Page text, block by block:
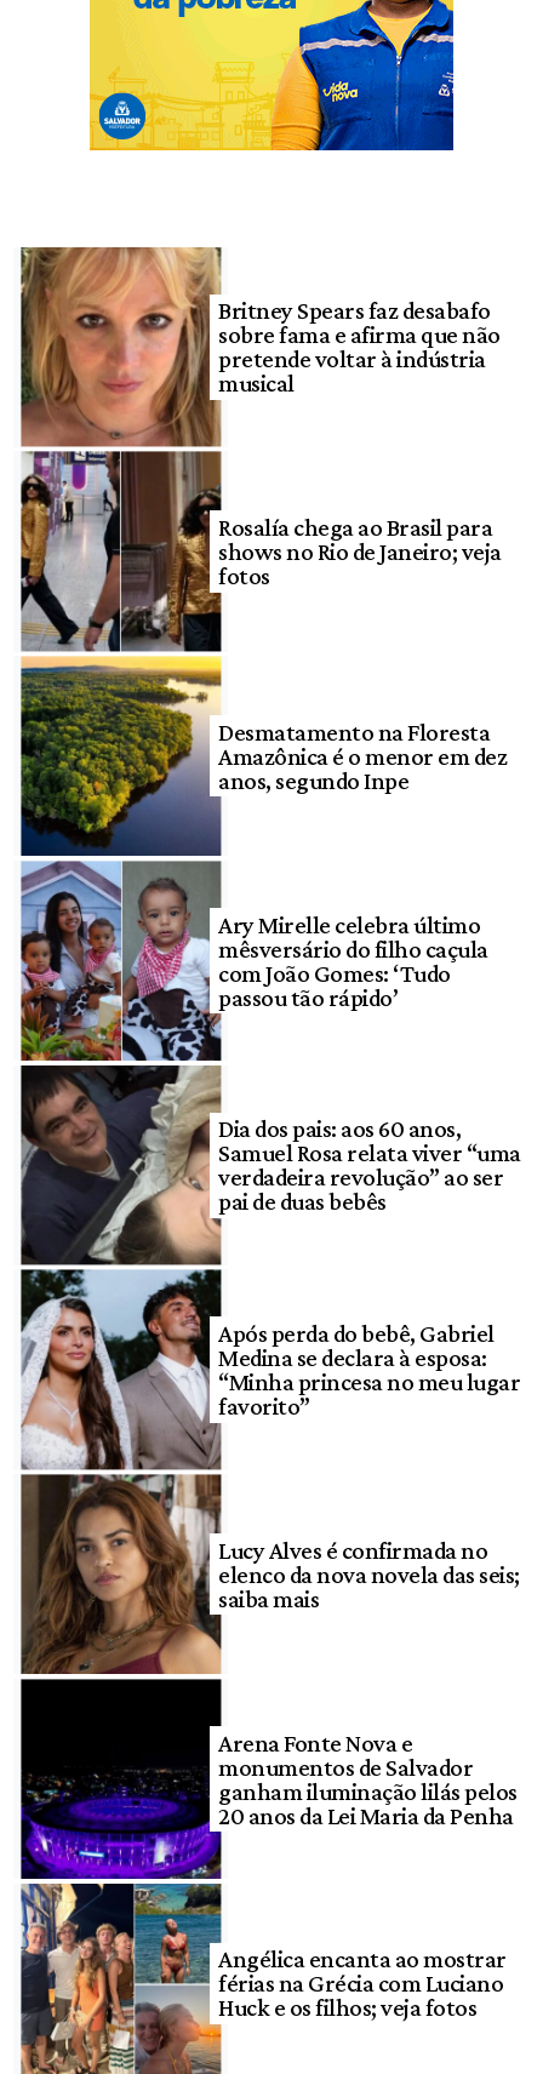
Britney Spears faz desabafo
sobre fama e afirma que não
pretende voltar à indústria
musical
Rosalía chega ao Brasil para
shows no Rio de Janeiro; veja
fotos
Desmatamento na Floresta
Amazônica é o menor em dez
anos, segundo Inpe
Ary Mirelle celebra último
mêsversário do filho caçula
com João Gomes: ‘Tudo
passou tão rápido’
Dia dos pais: aos 60 anos,
Samuel Rosa relata viver “uma
verdadeira revolução” ao ser
pai de duas bebês
Após perda do bebê, Gabriel
Medina se declara à esposa:
“Minha princesa no meu lugar
favorito”
Lucy Alves é confirmada no
elenco da nova novela das seis;
saiba mais
Arena Fonte Nova e
monumentos de Salvador
ganham iluminação lilás pelos
20 anos da Lei Maria da Penha
Angélica encanta ao mostrar
férias na Grécia com Luciano
Huck e os filhos; veja fotos